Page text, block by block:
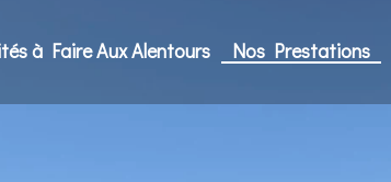
à Faire Aux Alentours Nos Prestations